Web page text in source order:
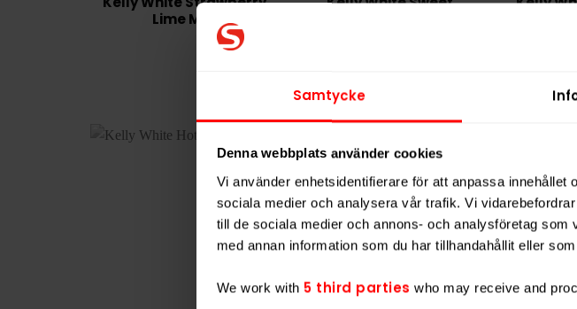
Samtycke
Denna webbplats använder cookies
Vi använder enhetsidentifierare för att anpassa
sociala medier och analysera vår trafik. Vi
till de sociala medier och annons- och analysföretag
med annan information som du har tillhandahållit eller
We work with 5 third parties who may receive and
Lime Mini